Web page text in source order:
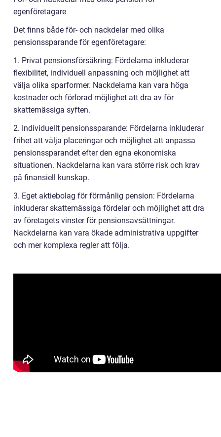
egenföretagare
Det finns både för- och nackdelar med olika
pensionssparande för egenföretagare:
1. Privat pensionsförsäkring: Fördelarna inkluderar
flexibilitet, individuell anpassning och möjlighet att
välja olika sparformer. Nackdelarna kan vara höga
kostnader och förlorad möjlighet att dra av för
skattemässiga syften.
2. Individuellt pensionssparande: Fördelarna inkluderar
frihet att välja placeringar och möjlighet att anpassa
pensionssparandet efter den egna ekonomiska
situationen. Nackdelarna kan vara större risk och krav
på finansiell kunskap.
3. Eget aktiebolag för förmånlig pension: Fördelarna
inkluderar skattemässiga fördelar och möjlighet att dra
av företagets vinster för pensionsavsättningar.
Nackdelarna kan vara ökade administrativa uppgifter
och mer komplexa regler att följa.